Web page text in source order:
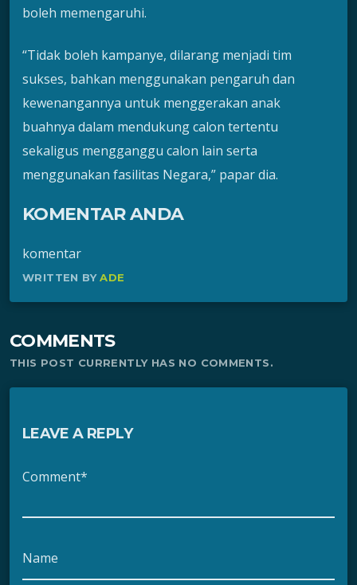
boleh memengaruhi.
“Tidak boleh kampanye, dilarang menjadi tim
sukses, bahkan menggunakan pengaruh dan
kewenangannya untuk menggerakan anak
buahnya dalam mendukung calon tertentu
sekaligus mengganggu calon lain serta
menggunakan fasilitas Negara,” papar dia.
KOMENTAR ANDA
komentar
WRITTEN BYADE
COMMENTS
THIS POST CURRENTLY HAS NO COMMENTS.
LEAVE A REPLY
Comment*
Name